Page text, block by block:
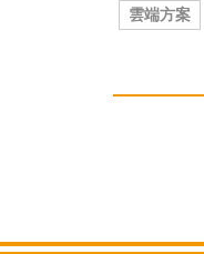
雲端方案